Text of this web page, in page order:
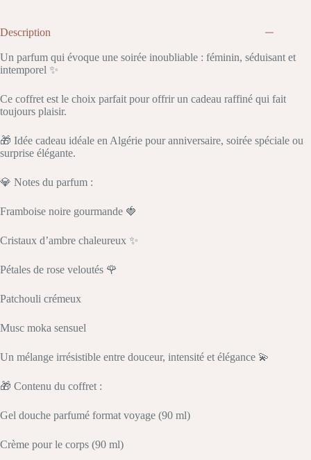
Description
Un parfum qui évoque une soirée inoubliable : féminin, séduisant et
intemporel ✨
Ce coffret est le choix parfait pour offrir un cadeau raffiné qui fait
toujours plaisir.
🎁 Idée cadeau idéale en Algérie pour anniversaire, soirée spéciale ou
surprise élégante.
💎 Notes du parfum :
Framboise noire gourmande 🍓
Cristaux d’ambre chaleureux ✨
Pétales de rose veloutés 🌹
Patchouli crémeux
Musc moka sensuel
Un mélange irrésistible entre douceur, intensité et élégance 💫
🎁 Contenu du coffret :
Gel douche parfumé format voyage (90 ml)
Crème pour le corps (90 ml)